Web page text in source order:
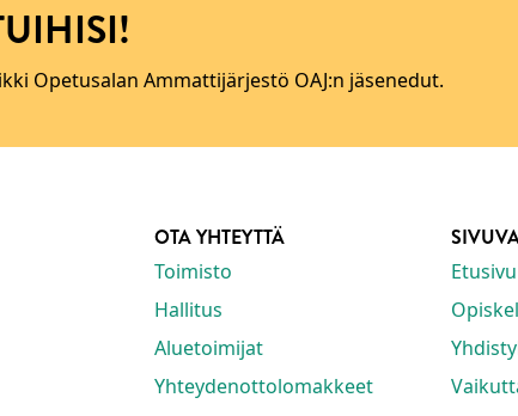
Opetusalan Ammattijärjestö OAJ:n jäsenedut.
OTA YHTEYTTÄ
Toimisto
Hallitus
Aluetoimijat
Yhteydenottolomakkeet
Etusivu